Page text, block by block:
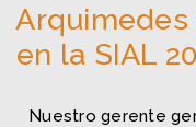
Arquimedes
en la SIAL
Nuestro gerente